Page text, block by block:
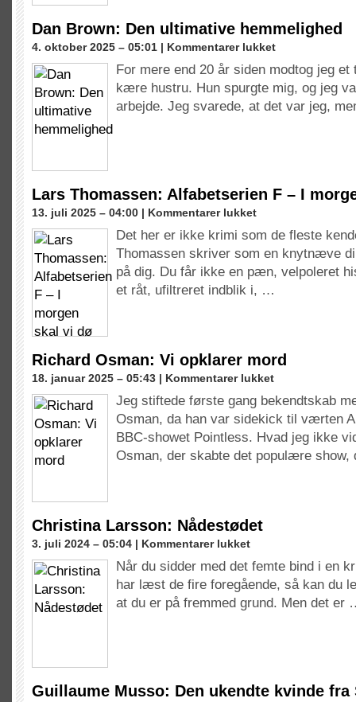
Dan Brown: Den ultimative hemmelighed
4. oktober 2025 – 05:01 | Kommentarer lukkettil
Brown:
Den
ultimative
hemmelighed
For mere end 20 år siden modtog jeg et
kære hustru. Hun spurgte mig, og jeg
arbejde. Jeg svarede, at det var jeg,
Lars Thomassen: Alfabetserien F – I
13. juli 2025 – 04:00 | Kommentarer lukkettil
Thomassen:
Alfabetserien
I
Det her er ikke krimi som de fleste
Thomassen skriver som en knytnæve
på dig. Du får ikke en pæn, velpoleret
et råt, ufiltreret indblik i, …
Richard Osman: Vi opklarer mord
18. januar 2025 – 05:43 | Kommentarer lukkettil
Osman:
Vi
opklarer
mord
Jeg stiftede første gang bekendtskab
Osman, da han var sidekick til værten
BBC-showet Pointless. Hvad jeg ikke
Osman, der skabte det populære
Christina Larsson: Nådestødet
3. juli 2024 – 05:04 | Kommentarer lukkettil
Larsson:
Nådestødet
Når du sidder med det femte bind i en
har læst de fire foregående, så kan du
at du er på fremmed grund. Men det er
Guillaume Musso: Den ukendte kvinde fra